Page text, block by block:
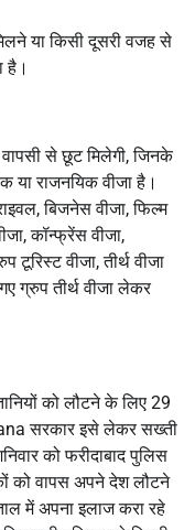
या किसी दूसरी वजह से
है।
से छूट मिलेगी, जिनके
या राजनयिक वीजा है।
बिजनेस वीजा, फिल्म
कॉन्फ्रेंस वीजा,
टूरिस्ट वीजा, तीर्थ वीजा
ग्रुप तीर्थ वीजा लेकर
को लौटने के लिए 29
सरकार इसे लेकर सख्ती
को फरीदाबाद पुलिस
को वापस अपने देश लौटने
में अपना इलाज करा रहे